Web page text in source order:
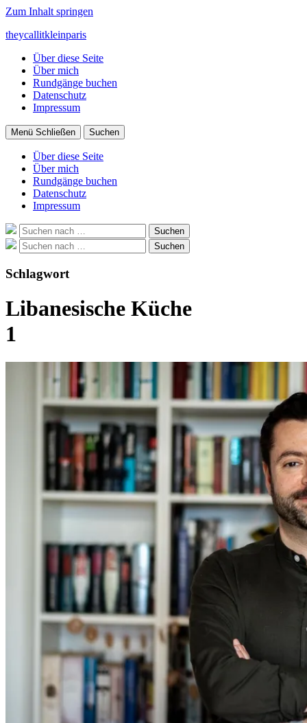
Zum Inhalt springen
theycallitkleinparis
Über diese Seite
Über mich
Rundgänge buchen
Datenschutz
Impressum
Menü Schließen Suchen
Über diese Seite
Über mich
Rundgänge buchen
Datenschutz
Impressum
Suche
nach:
Suchen
Suche
nach:
Suchen
Schlagwort
Libanesische Küche
1